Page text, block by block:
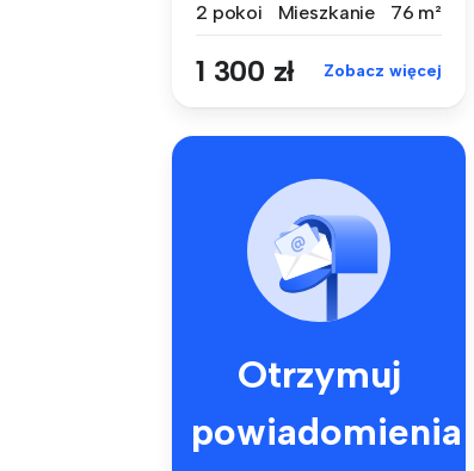
2 pokoi
Mieszkanie 76 m²
1 300 zł Zobacz więcej
Otrzymuj
powiadomienia